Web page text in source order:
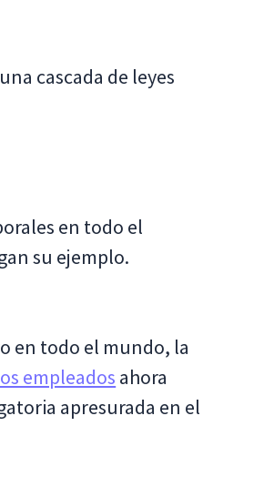
cascada de leyes
en todo el
su ejemplo.
en todo el mundo, la
empleados ahora
apresurada en el